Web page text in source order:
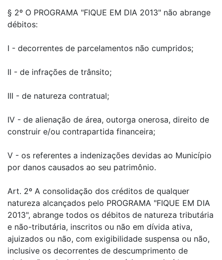
§ 2º O PROGRAMA "FIQUE EM DIA 2013" não abrange
débitos:
I - decorrentes de parcelamentos não cumpridos;
II - de infrações de trânsito;
III - de natureza contratual;
IV - de alienação de área, outorga onerosa, direito de
construir e/ou contrapartida financeira;
V - os referentes a indenizações devidas ao Município
por danos causados ao seu patrimônio.
Art. 2º A consolidação dos créditos de qualquer
natureza alcançados pelo PROGRAMA "FIQUE EM DIA
2013", abrange todos os débitos de natureza tributária
e não-tributária, inscritos ou não em dívida ativa,
ajuizados ou não, com exigibilidade suspensa ou não,
inclusive os decorrentes de descumprimento de